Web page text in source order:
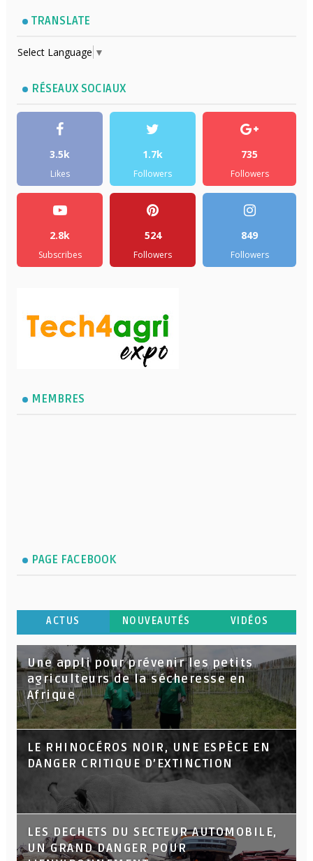
TRANSLATE
Select Language ▼
RÉSEAUX SOCIAUX
3.5k
Likes
1.7k
Followers
735
Followers
2.8k
Subscribes
524
Followers
849
Followers
MEMBRES
PAGE FACEBOOK
ACTUS NOUVEAUTÉS VIDÉOS
Une appli pour prévenir les petits
agriculteurs de la sécheresse en
Afrique
LE RHINOCÉROS NOIR, UNE ESPÈCE EN
DANGER CRITIQUE D’EXTINCTION
LES DECHETS DU SECTEUR AUTOMOBILE,
UN GRAND DANGER POUR